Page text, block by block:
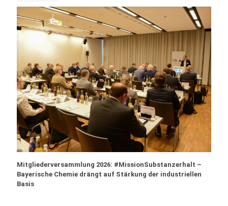
Mitgliederversammlung 2026: #MissionSubstanzerhalt –
Bayerische Chemie drängt auf Stärkung der industriellen
Basis